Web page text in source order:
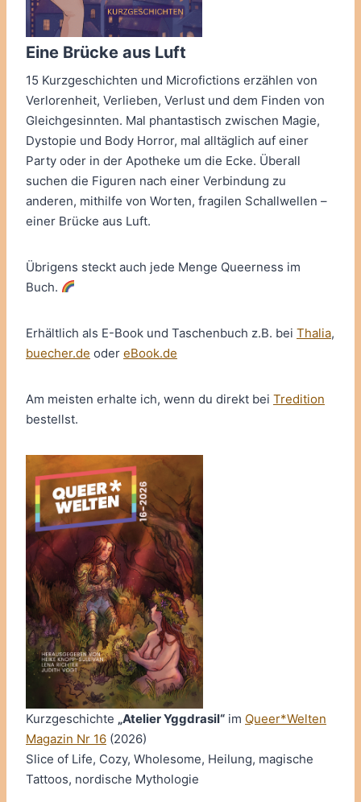
Eine Brücke aus Luft
15 Kurzgeschichten und Microfictions erzählen von
Verlorenheit, Verlieben, Verlust und dem Finden von
Gleichgesinnten. Mal phantastisch zwischen Magie,
Dystopie und Body Horror, mal alltäglich auf einer
Party oder in der Apotheke um die Ecke. Überall
suchen die Figuren nach einer Verbindung zu
anderen, mithilfe von Worten, fragilen Schallwellen –
einer Brücke aus Luft.
Übrigens steckt auch jede Menge Queerness im
Buch.
Erhältlich als E-Book und Taschenbuch z.B. bei Thalia,
buecher.de oder eBook.de
Am meisten erhalte ich, wenn du direkt bei Tredition
bestellst.
Kurzgeschichte „Atelier Yggdrasil“ im Queer*Welten
Magazin Nr 16 (2026)
Slice of Life, Cozy, Wholesome, Heilung, magische
Tattoos, nordische Mythologie